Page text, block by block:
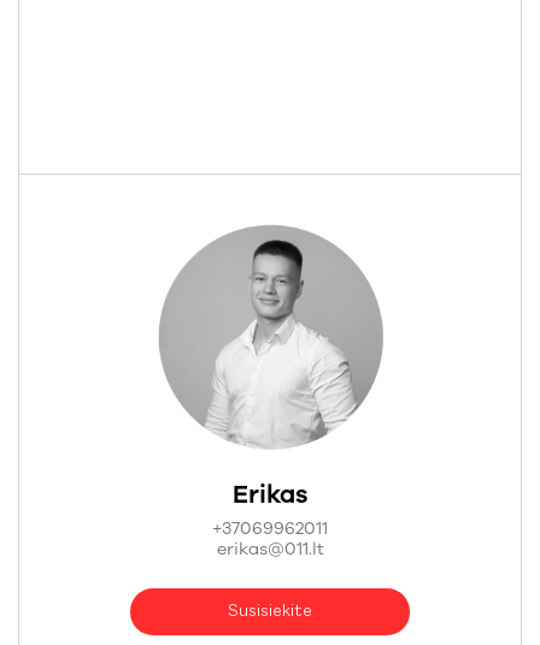
Erikas
+37069962011
erikas@011.lt
Susisiekite